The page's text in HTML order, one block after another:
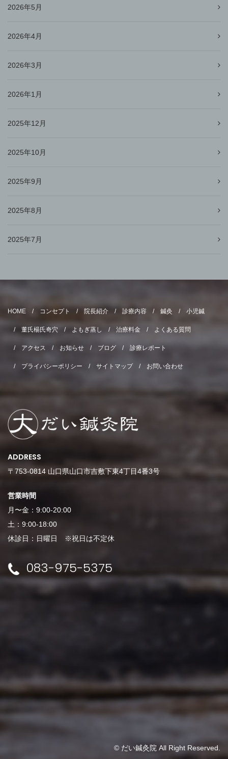
2026年5月
2026年4月
2026年3月
2026年1月
2025年12月
2025年10月
2025年9月
2025年8月
2025年7月
HOME コンセプト 院長紹介 診療内容 鍼灸 小児鍼
董氏楊氏奇穴 よもぎ蒸し 治療料金 よくある質問
アクセス お知らせ ブログ 診療レポート
プライバシーポリシー サイトマップ お問い合わせ
ADDRESS
〒753-0814 山口県山口市吉敷下東4丁目4番3号
営業時間
月〜金：9:00-20:00
土：9:00-18:00
休診日：日曜日 ※祝日は不定休
083-975-5375
© だい鍼灸院 All Right Reserved.